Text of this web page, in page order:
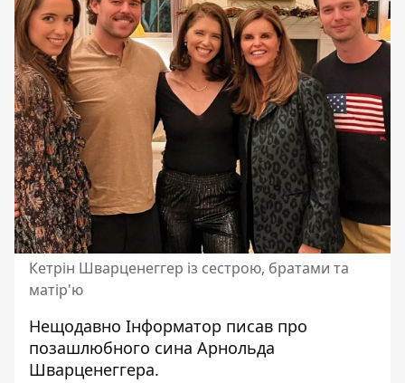
Кетрін Шварценеггер із сестрою, братами та
матір'ю
Нещодавно Інформатор писав про
позашлюбного сина Арнольда
Шварценеггера.